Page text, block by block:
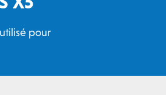
pour